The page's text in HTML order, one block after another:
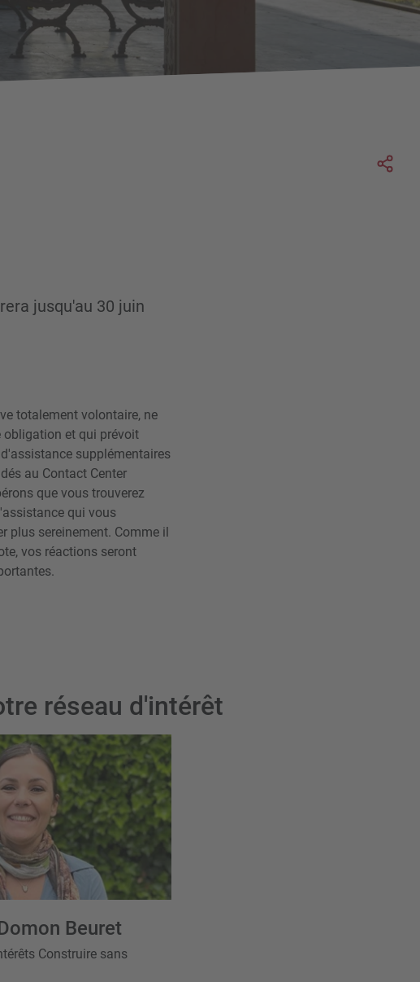
jusqu'au 30 juin
totalement volontaire, ne
obligation et qui prévoit
supplémentaires
au Contact Center
que vous trouverez
qui vous
plus sereinement. Comme il
vos réactions seront
réseau d'intérêt
Beuret
Construire sans